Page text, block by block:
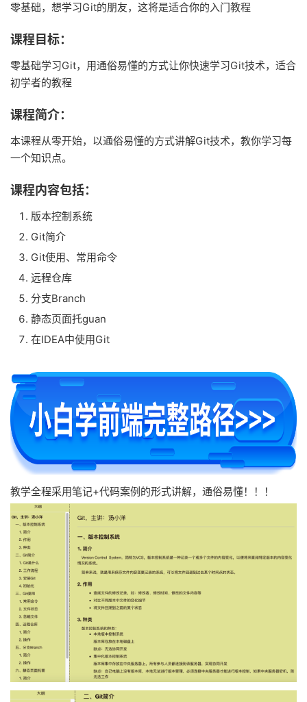
零基础，想学习Git的朋友，这将是适合你的入门教程
课程目标：
零基础学习Git，用通俗易懂的方式让你快速学习Git技术，适合
初学者的教程
课程简介：
本课程从零开始，以通俗易懂的方式讲解Git技术，教你学习每
一个知识点。
课程内容包括：
版本控制系统
Git简介
Git使用、常用命令
远程仓库
分支Branch
静态页面托guan
在IDEA中使用Git
教学全程采用笔记+代码案例的形式讲解，通俗易懂！！！